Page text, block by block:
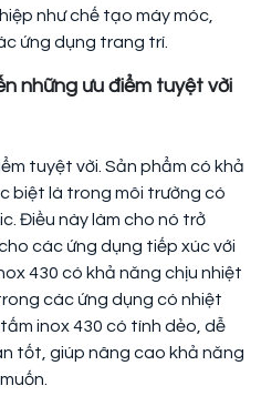
như chế tạo máy móc,
ứng dụng trang trí.
những ưu điểm tuyệt vời
tuyệt vời. Sản phẩm có khả
biệt là trong môi trường có
Điều này làm cho nó trở
các ứng dụng tiếp xúc với
430 có khả năng chịu nhiệt
các ứng dụng có nhiệt
inox 430 có tính dẻo, dễ
tốt, giúp nâng cao khả năng